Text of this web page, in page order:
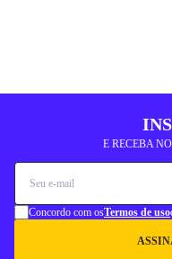
E RECEBA
Concordo com osTermos de uso